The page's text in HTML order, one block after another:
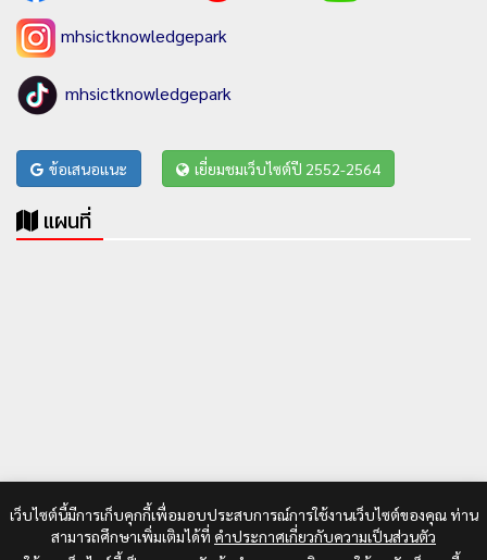
mhsictknowledgepark
mhsictknowledgepark
ข้อเสนอแนะ เยี่ยมชมเว็บไซต์ปี 2552-2564
แผนที่
เว็บไซต์นี้มีการเก็บคุกกี้เพื่อมอบประสบการณ์การใช้งานเว็บไซต์ของคุณ ท่าน
สามารถศึกษาเพิ่มเติมได้ที่ คำประกาศเกี่ยวกับความเป็นส่วนตัว